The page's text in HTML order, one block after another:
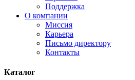
Поддержка
О компании
Миссия
Карьера
Письмо директору
Контакты
Каталог